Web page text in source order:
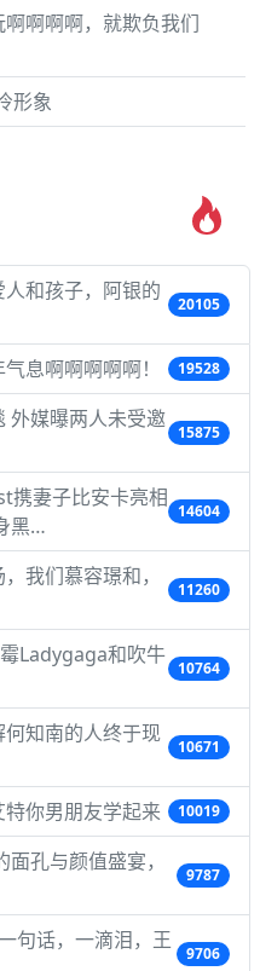
啊啊啊，就欺负我们
形象
和孩子，阿银的
20105
息啊啊啊啊啊！ 19528
外媒曝两人未受邀
15875
携妻子比安卡亮相
黑…
14604
我们慕容璟和，
11260
Ladygaga和吹牛
10764
知南的人终于现
10671
你男朋友学起来 10019
孔与颜值盛宴，
9787
句话，一滴泪，王
9706